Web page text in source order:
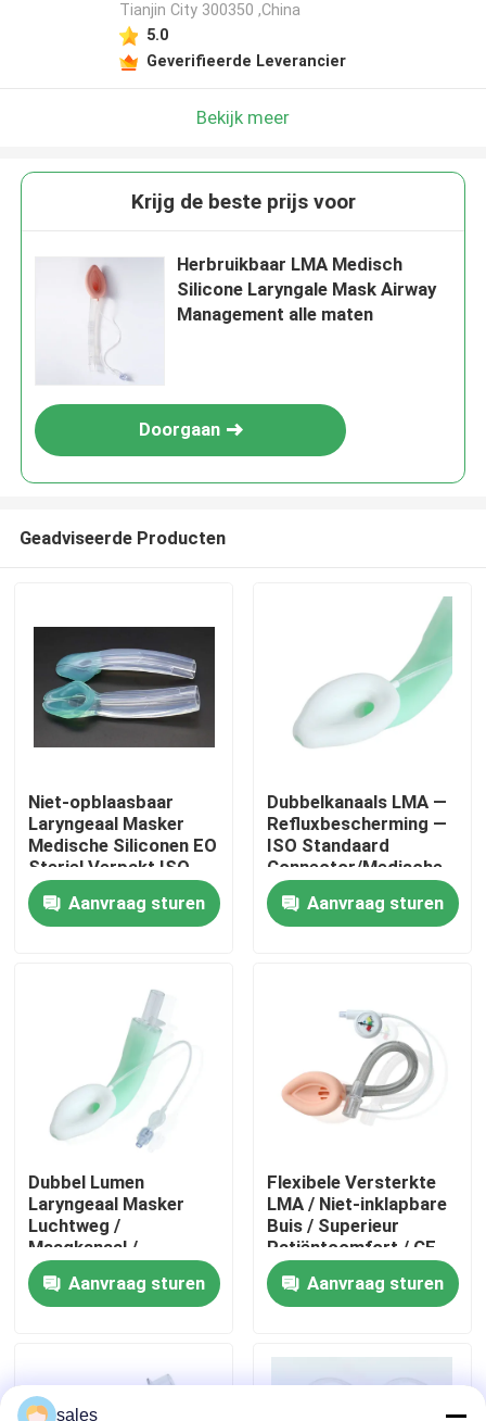
Thuis
Producten
VR-show
Fabrieksreis
Kwaliteitscontrole
Contacteer ons
Vraag een offerte aan
Laryngeal Maskerluchtroute
Tianjin City 300350 ,China
5.0
Geverifieerde Leverancier
Bekijk meer
Krijg de beste prijs voor
Herbruikbaar LMA Medisch
Silicone Laryngale Mask Airway
Management alle maten
Doorgaan
Geadviseerde Producten
Niet-opblaasbaar
Laryngeaal Masker
Medische Siliconen EO
Steriel Verpakt ISO
Gecertificeerd
Aanvraag sturen
Dubbelkanaals LMA —
Refluxbescherming —
ISO Standaard
Connector/Medische
Siliconen
Structuur/CE ISO
Aanvraag sturen
Dubbel Lumen
Laryngeaal Masker
Luchtweg /
Maagkanaal /
Medische Siliconen
Structuur/CE ISO
Aanvraag sturen
Flexibele Versterkte
LMA / Niet-inklapbare
Buis / Superieur
Patiëntcomfort / CE
ISO Gecertificeerd
Aanvraag sturen
sales